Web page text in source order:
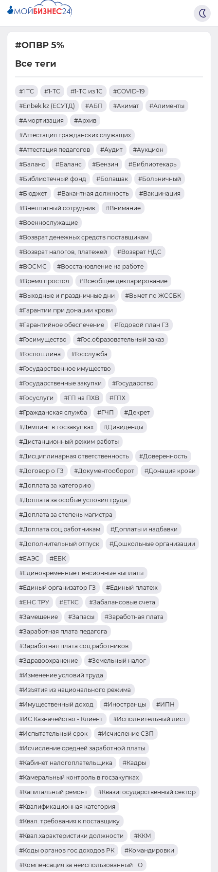
#ОПВР 5%
Все теги
#1 ТС #1-ТС #1-ТС из 1С
#COVID-19
#Enbek.kz (ЕСУТД)
#АБП #Акимат
#Алименты
#Амортизация
#Архив
#Аттестация гражданских служащих
#Аттестация педагогов
#Аудит
#Аукцион
#Баланс
#Баланс #Бензин
#Библиотекарь
#Библиотечный фонд
#Болашак
#Больничный
#Бюджет
#Вакантная должность
#Вакцинация
#Внештатный сотрудник
#Внимание
#Военнослужащие
#Возврат денежных средств поставщикам
#Возврат налогов, платежей
#Возврат НДС
#ВОСМС
#Восстановление на работе
#Время простоя
#Всеобщее декларирование
#Выходные и праздничные дни
#Вычет по ЖССБК
#Гарантии при донации крови
#Гарантийное обеспечение
#Годовой план ГЗ
#Госимущество
#Гос.образовательный заказ
#Госпошлина
#Госслужба
#Государственное имущество
#Государственные закупки
#Государство
#Госуслуги
#ГП на ПХВ
#ГПХ
#Гражданская служба
#ГЧП
#Декрет
#Демпинг в госзакупках
#Дивиденды
#Дистанционный режим работы
#Дисциплинарная ответственность
#Доверенность
#Договор о ГЗ
#Документооборот
#Донация крови
#Доплата за категорию
#Доплата за особые условия труда
#Доплата за степень магистра
#Доплата соц.работникам
#Доплаты и надбавки
#Дополнительный отпуск
#Дошкольные организации
#ЕАЭС
#ЕБК
#Единовременные пенсионные выплаты
#Единый организатор ГЗ
#Единый платеж
#ЕНС ТРУ
#ЕТКС
#Забалансовые счета
#Замещение
#Запасы
#Заработная плата
#Заработная плата педагога
#Заработная плата соц.работников
#Здравоохранение
#Земельный налог
#Изменение условий труда
#Изъятия из национального режима
#Имущественный доход
#Иностранцы
#ИПН
#ИС Казначейство - Клиент
#Исполнительный лист
#Испытательный срок
#Исчисление СЗП
#Исчисление средней заработной платы
#Кабинет налогоплательщика
#Кадры
#Камеральный контроль в госзакупках
#Капитальный ремонт
#Квазигосударственный сектор
#Квалификационная категория
#Квал. требования к поставщику
#Квал.характеристики должности
#ККМ
#Коды органов гос.доходов РК
#Командировки
#Компенсация за неиспользованный ТО